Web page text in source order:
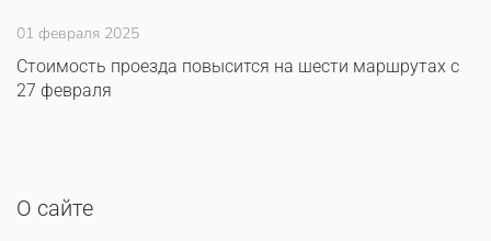
01 февраля 2025
Стоимость проезда повысится на шести маршрутах с
27 февраля
О сайте